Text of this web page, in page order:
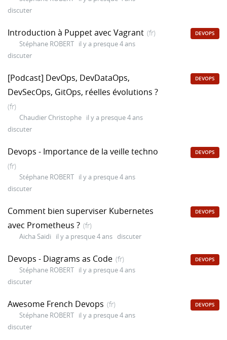
discuter
Introduction à Puppet avec Vagrant (fr)
Stéphane ROBERT il y a presque 4 ans
discuter
DEVOPS
[Podcast] DevOps, DevDataOps,
DevSecOps, GitOps, réelles évolutions ?
(fr)
Chaudier Christophe il y a presque 4 ans
discuter
DEVOPS
Devops - Importance de la veille techno
(fr)
Stéphane ROBERT il y a presque 4 ans
discuter
DEVOPS
Comment bien superviser Kubernetes
avec Prometheus ? (fr)
Aicha Saidi il y a presque 4 ans discuter
DEVOPS
Devops - Diagrams as Code (fr)
Stéphane ROBERT il y a presque 4 ans
discuter
DEVOPS
Awesome French Devops (fr)
Stéphane ROBERT il y a presque 4 ans
discuter
DEVOPS